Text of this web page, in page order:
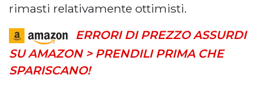
rimasti relativamente ottimisti.
ERRORI DI PREZZO ASSURDI
SU AMAZON > PRENDILI PRIMA CHE
SPARISCANO!